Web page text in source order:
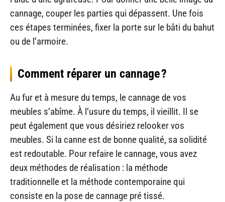
cannage, couper les parties qui dépassent. Une fois
ces étapes terminées, fixer la porte sur le bâti du bahut
ou de l’armoire.
Comment réparer un cannage ?
Au fur et à mesure du temps, le cannage de vos
meubles s’abîme. À l’usure du temps, il vieillit. Il se
peut également que vous désiriez relooker vos
meubles. Si la canne est de bonne qualité, sa solidité
est redoutable. Pour refaire le cannage, vous avez
deux méthodes de réalisation : la méthode
traditionnelle et la méthode contemporaine qui
consiste en la pose de cannage pré tissé.